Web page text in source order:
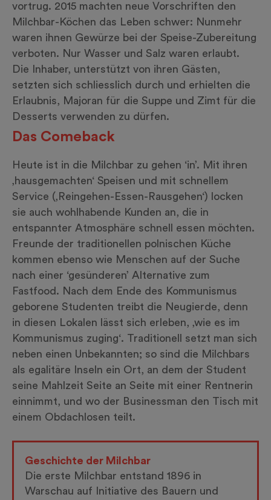
vortrug. 2015 machten neue Vorschriften den
Milchbar-Köchen das Leben schwer: Nunmehr
waren ihnen Gewürze bei der Speise-Zubereitung
verboten. Nur Wasser und Salz waren erlaubt.
Die Inhaber, unterstützt von ihren Gästen,
setzten sich schliesslich durch und erhielten die
Erlaubnis, Majoran für die Suppe und Zimt für die
Desserts verwenden zu dürfen.
Das Comeback
Heute ist in die Milchbar zu gehen ‘in’. Mit ihren
‚hausgemachten‘ Speisen und mit schnellem
Service (‚Reingehen-Essen-Rausgehen‘) locken
sie auch wohlhabende Kunden an, die in
entspannter Atmosphäre schnell essen möchten.
Freunde der traditionellen polnischen Küche
kommen ebenso wie Menschen auf der Suche
nach einer ‘gesünderen’ Alternative zum
Fastfood. Nach dem Ende des Kommunismus
geborene Studenten treibt die Neugierde, denn
in diesen Lokalen lässt sich erleben, ‚wie es im
Kommunismus zuging‘. Traditionell setzt man sich
neben einen Unbekannten; so sind die Milchbars
als egalitäre Inseln ein Ort, an dem der Student
seine Mahlzeit Seite an Seite mit einer Rentnerin
einnimmt, und wo der Businessman den Tisch mit
einem Obdachlosen teilt.
Geschichte der Milchbar
Die erste Milchbar entstand 1896 in
Warschau auf Initiative des Bauern und